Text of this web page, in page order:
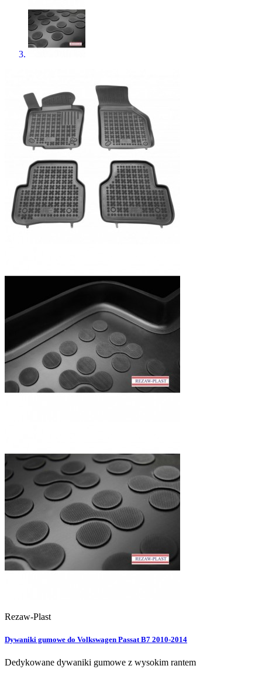
Rezaw-Plast
Dywaniki gumowe do Volkswagen Passat B7 2010-2014
Dedykowane dywaniki gumowe z wysokim rantem